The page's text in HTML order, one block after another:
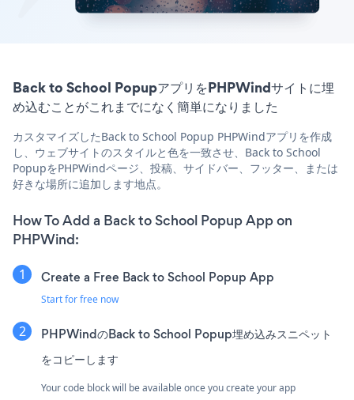
Back to School PopupアプリをPHPWindサイトに埋
め込むことがこれまでになく簡単になりました
カスタマイズしたBack to School Popup PHPWindアプリを作成
し、ウェブサイトのスタイルと色を一致させ、Back to School
PopupをPHPWindページ、投稿、サイドバー、フッター、または
好きな場所に追加します地点。
How To Add a Back to School Popup App on
PHPWind:
Create a Free Back to School Popup App
Start for free now
PHPWindのBack to School Popup埋め込みスニペット
をコピーします
Your code block will be available once you create your app